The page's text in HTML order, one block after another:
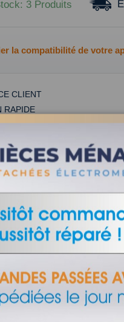
: 3 Produits
la compatibilité de votre
CLIENT
RAPIDE
REMBOURSÉ
simple et rapide grâce à
et les impuretés de